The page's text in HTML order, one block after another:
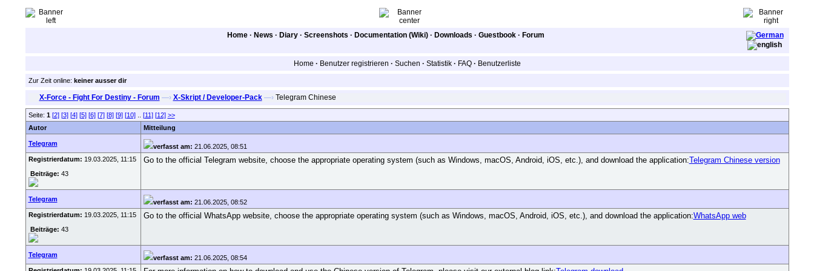
Home · News · Diary · Screenshots · Documentation (Wiki) · Downloads · Guestbook · Forum
Home · Benutzer registrieren · Suchen · Statistik · FAQ · Benutzerliste
Zur Zeit online: keiner ausser dir
X-Force - Fight For Destiny - Forum —› X-Skript / Developer-Pack —›Telegram Chinese
Seite: 1 [2] [3] [4] [5] [6] [7] [8] [9] [10].. [11] [12] >>
Autor
Mitteilung
Telegram verfasst am: 21.06.2025, 08:51
Registrierdatum: 19.03.2025, 11:15
Beiträge: 43
Go to the official Telegram website, choose the appropriate operating system (such as Windows, macOS, Android, iOS, etc.), and download the application:Telegram Chinese version
Telegram verfasst am: 21.06.2025, 08:52
Registrierdatum: 19.03.2025, 11:15
Beiträge: 43
Go to the official WhatsApp website, choose the appropriate operating system (such as Windows, macOS, Android, iOS, etc.), and download the application:WhatsApp web
Telegram verfasst am: 21.06.2025, 08:54